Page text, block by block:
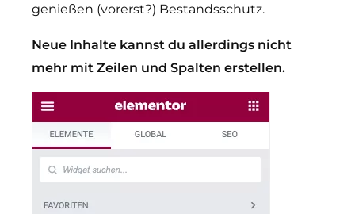
genießen (vorerst?) Bestandsschutz.
Neue Inhalte kannst du allerdings nicht
mehr mit Zeilen und Spalten erstellen.